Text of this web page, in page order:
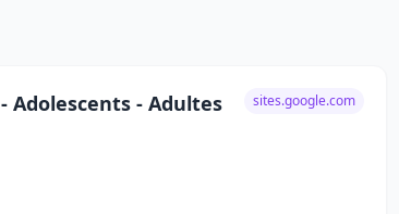
Adolescents - Adultes
sites.google.com